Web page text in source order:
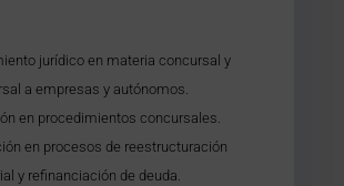
jurídico en materia concursal y
a empresas y autónomos.
en procedimientos concursales.
en procesos de reestructuración
y refinanciación de deuda.